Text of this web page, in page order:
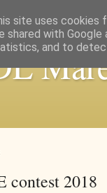
contest 2018
site uses cookies
shared with
and to